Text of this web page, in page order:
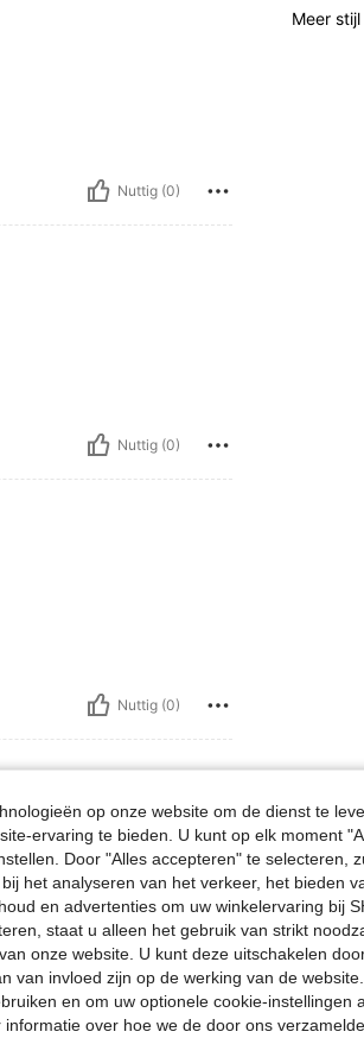
Nuttig (0)
Nuttig (0)
Nuttig (0)
Meer stijl
op onze website om de dienst te
ervaring te bieden. U kunt op elk moment
Door "Alles accepteren" te selecteren,
het analyseren van het verkeer, het bieden
en advertenties om uw winkelervaring bij
staat u alleen het gebruik van strikt
onze website. U kunt deze uitschakelen
van invloed zijn op de werking van de
en om uw optionele cookie-instellingen
over hoe we de door ons